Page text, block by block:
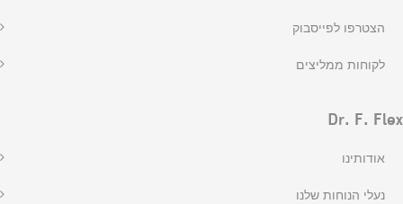
הצטרפו לפייסבוק
לקוחות ממליצים
Dr. F. Flex
אודותינו
נעלי הנוחות שלנו